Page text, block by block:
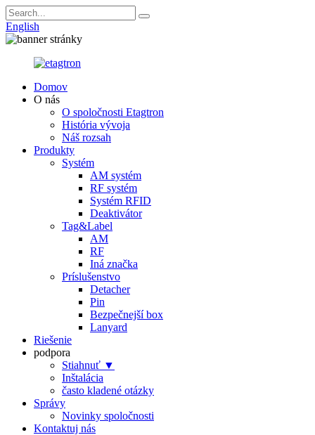
English
Domov
O nás
O spoločnosti Etagtron
História vývoja
Náš rozsah
Produkty
Systém
AM systém
RF systém
Systém RFID
Deaktivátor
Tag&Label
AM
RF
Iná značka
Príslušenstvo
Detacher
Pin
Bezpečnejší box
Lanyard
Riešenie
podpora
Stiahnuť ▼
Inštalácia
často kladené otázky
Správy
Novinky spoločnosti
Kontaktuj nás